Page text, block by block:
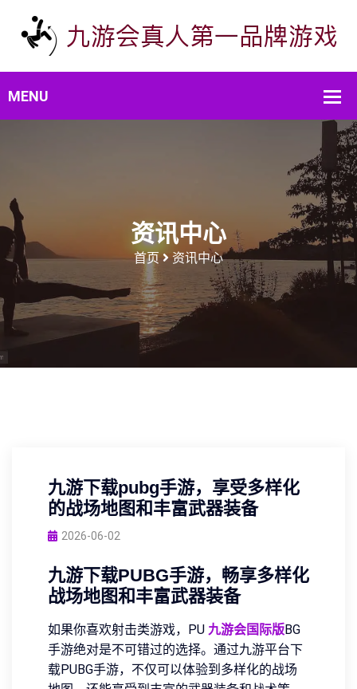
资讯中心
首页 资讯中心
九游下载pubg手游，享受多样化
的战场地图和丰富武器装备
2026-06-02
九游下载PUBG手游，畅享多样化
战场地图和丰富武器装备
如果你喜欢射击类游戏，PU 九游会国际版BG
手游绝对是不可错过的选择。通过九游平台下
载PUBG手游，不仅可以体验到多样化的战场